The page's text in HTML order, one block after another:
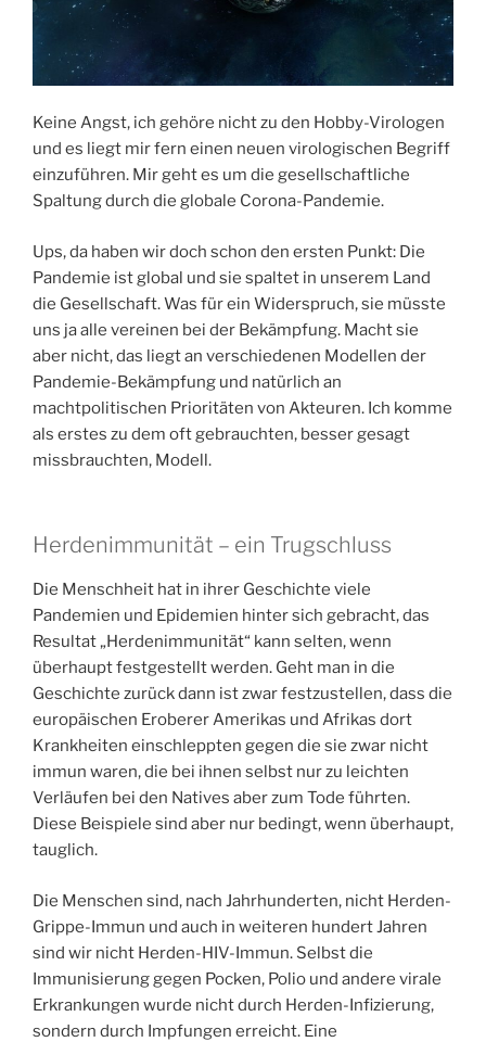
Keine Angst, ich gehöre nicht zu den Hobby-Virologen
und es liegt mir fern einen neuen virologischen Begriff
einzuführen. Mir geht es um die gesellschaftliche
Spaltung durch die globale Corona-Pandemie.
Ups, da haben wir doch schon den ersten Punkt: Die
Pandemie ist global und sie spaltet in unserem Land
die Gesellschaft. Was für ein Widerspruch, sie müsste
uns ja alle vereinen bei der Bekämpfung. Macht sie
aber nicht, das liegt an verschiedenen Modellen der
Pandemie-Bekämpfung und natürlich an
machtpolitischen Prioritäten von Akteuren. Ich komme
als erstes zu dem oft gebrauchten, besser gesagt
missbrauchten, Modell.
Herdenimmunität – ein Trugschluss
Die Menschheit hat in ihrer Geschichte viele
Pandemien und Epidemien hinter sich gebracht, das
Resultat „Herdenimmunität“ kann selten, wenn
überhaupt festgestellt werden. Geht man in die
Geschichte zurück dann ist zwar festzustellen, dass die
europäischen Eroberer Amerikas und Afrikas dort
Krankheiten einschleppten gegen die sie zwar nicht
immun waren, die bei ihnen selbst nur zu leichten
Verläufen bei den Natives aber zum Tode führten.
Diese Beispiele sind aber nur bedingt, wenn überhaupt,
tauglich.
Die Menschen sind, nach Jahrhunderten, nicht Herden-
Grippe-Immun und auch in weiteren hundert Jahren
sind wir nicht Herden-HIV-Immun. Selbst die
Immunisierung gegen Pocken, Polio und andere virale
Erkrankungen wurde nicht durch Herden-Infizierung,
sondern durch Impfungen erreicht. Eine